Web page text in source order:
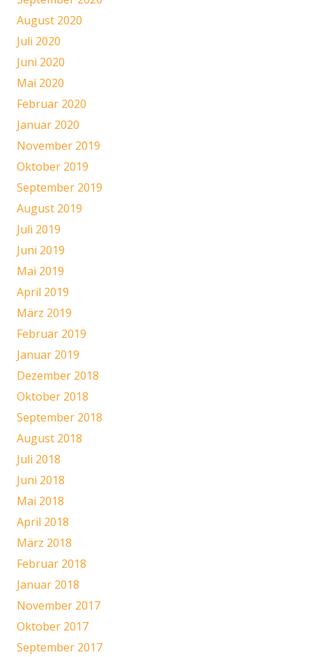
August 2020
Juli 2020
Juni 2020
Mai 2020
Februar 2020
Januar 2020
November 2019
Oktober 2019
September 2019
August 2019
Juli 2019
Juni 2019
Mai 2019
April 2019
März 2019
Februar 2019
Januar 2019
Dezember 2018
Oktober 2018
September 2018
August 2018
Juli 2018
Juni 2018
Mai 2018
April 2018
März 2018
Februar 2018
Januar 2018
November 2017
Oktober 2017
September 2017